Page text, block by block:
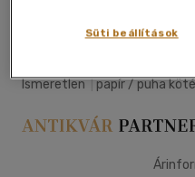
Ismeretlen|papír / puha
Süti beállítások